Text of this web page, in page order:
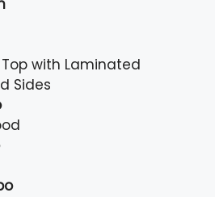
with Laminated
Sides